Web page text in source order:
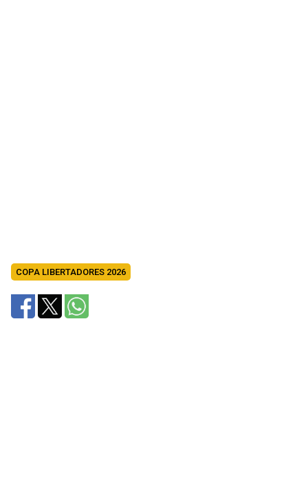
COPA LIBERTADORES 2026